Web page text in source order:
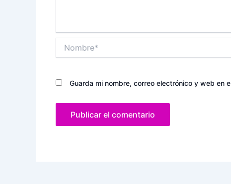
Guarda mi nombre, correo electrónico y web en